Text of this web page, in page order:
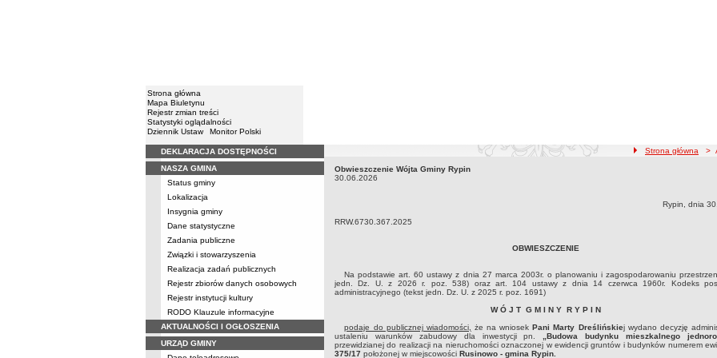
Strona główna
Mapa Biuletynu
Rejestr zmian treści
Statystyki oglądalności
Dziennik Ustaw
Monitor Polski
Menu
DEKLARACJA DOSTĘPNOŚCI
NASZA GMINA
Status gminy
Lokalizacja
Insygnia gminy
Dane statystyczne
Zadania publiczne
Związki i stowarzyszenia
Realizacja zadań publicznych
Rejestr zbiorów danych osobowych
Rejestr instytucji kultury
RODO Klauzule informacyjne
AKTUALNOŚCI I OGŁOSZENIA
URZĄD GMINY
ścieżka nawigacji
Strona główna >
Obwieszczenie Wójta Gminy Rypin30.06.2026
Obwieszczenie Wójta Gminy Rypin
30.06.2026
Rypin, dnia
RRW.6730.367.2025
OBWIESZCZENIE
Na podstawie art. 60 ustawy z dnia 27 marca 2003r. o planowaniu i zagospodarowaniu
jedn. Dz. U. z 2026 r. poz. 538) oraz art. 104 ustawy z dnia 14 czerwca 1960r. Kodeks
administracyjnego (tekst jedn. Dz. U. z 2025 r. poz. 1691)
W Ó J T G M I N Y R Y P I N
podaje do publicznej wiadomości,
że na wniosekPani Marty Dreślińskiej wydano decyzję
ustaleniu warunków zabudowy dla inwestycji pn.
„Budowa budynku mieszkalnego
przewidzianej do realizacji na nieruchomości oznaczonej w ewidencji gruntów i budynków numerem
375/17 położonej w miejscowości Rusinowo - gmina Rypin.